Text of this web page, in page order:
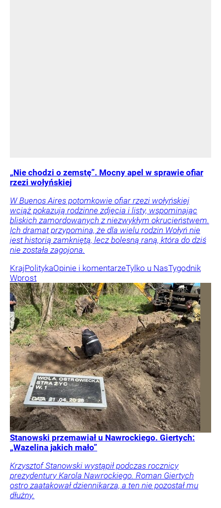
„Nie chodzi o zemstę”. Mocny apel w sprawie ofiar
rzezi wołyńskiej
W Buenos Aires potomkowie ofiar rzezi wołyńskiej
wciąż pokazują rodzinne zdjęcia i listy, wspominając
bliskich zamordowanych z niezwykłym okrucieństwem.
Ich dramat przypomina, że dla wielu rodzin Wołyń nie
jest historią zamkniętą, lecz bolesną raną, która do dziś
nie została zagojona.
KrajPolitykaOpinie i komentarzeTylko u NasTygodnik
Wprost
Stanowski przemawiał u Nawrockiego. Giertych:
„Wazelina jakich mało”
Krzysztof Stanowski wystąpił podczas rocznicy
prezydentury Karola Nawrockiego. Roman Giertych
ostro zaatakował dziennikarza, a ten nie pozostał mu
dłużny.